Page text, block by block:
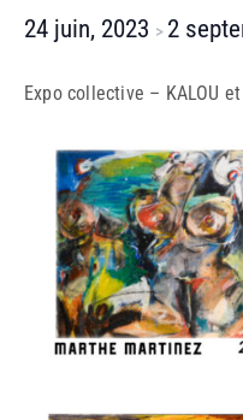
24 juin, 2023 > 2
Expo collective – KALOU